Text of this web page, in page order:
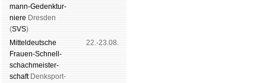
mann-Ge­denk­tur­
niere Dres­den
(SVS)
Mit­tel­deu­tsche
Frauen-Schnell­
schach­meis­ter­
schaftDenk­sport­
22.-23.08.